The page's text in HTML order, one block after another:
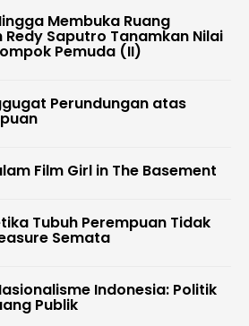
Membuka Ruang
Redy Saputro Tanamkan Nilai
Pemuda (II)
Perundungan atas
Film Girl in The Basement
Tubuh Perempuan Tidak
Semata
Indonesia: Politik
Publik